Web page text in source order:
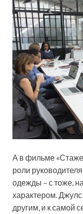
А в фильме
роли
одежды – с тоже,
характером. Джулс
другим, и к самой